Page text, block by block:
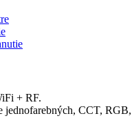
+ RF.
jednofarebných, CCT,